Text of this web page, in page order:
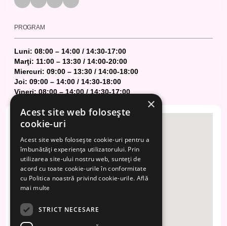
PROGRAM
Luni: 08:00 – 14:00 / 14:30-17:00
Marţi: 11:00 – 13:30 / 14:00-20:00
Miercuri: 09:00 – 13:30 / 14:00-18:00
Joi: 09:00 – 14:00 / 14:30-18:00
Vineri: 08:00 – 14:00 / 14:30-17:00
×
Acest site web folosește
cookie-uri
Acest site web folosește cookie-uri pentru a
îmbunătăți experiența utilizatorului. Prin
utilizarea site-ului nostru web, sunteți de
acord cu toate cookie-urile în conformitate
cu Politica noastră privind cookie-urile. Află
mai multe
STRICT NECESARE